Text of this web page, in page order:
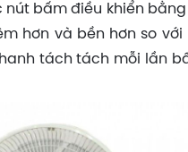
bấm điều khiển
hơn và bền hơn so
tách tách mỗi lần